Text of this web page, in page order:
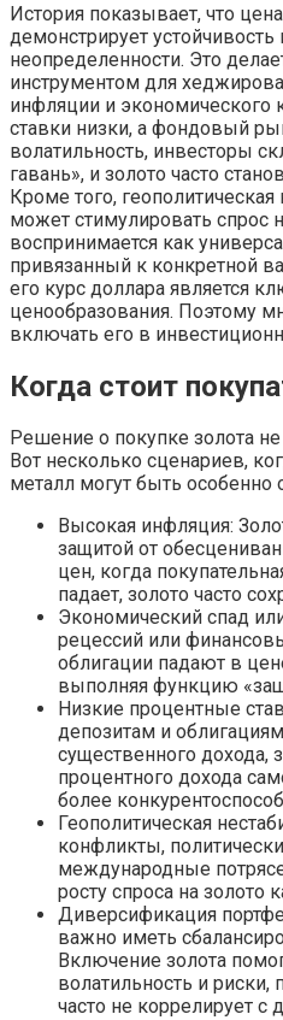
История показывает, что
демонстрирует
неопределенности. Это
инструментом для
инфляции и экономического
ставки низки, а фондовый
волатильность, инвесторы
гавань», и золото часто
Кроме того,
может стимулировать спрос
воспринимается как
привязанный к конкретной
его курс доллара является
ценообразования. Поэтому
включать его в
Когда стоит
Решение о покупке золота
Вот несколько сценариев,
металл могут быть особенно
Высокая инфляция:
защитой от
цен, когда
падает, золото часто
Экономический спад
рецессий или
облигации падают в
выполняя функцию
Низкие процентные
депозитам и
существенного дохода,
процентного дохода
более
Геополитическая
конфликты,
международные
росту спроса на золото
Диверсификация
важно иметь
Включение золота
волатильность и риски,
часто не коррелирует с